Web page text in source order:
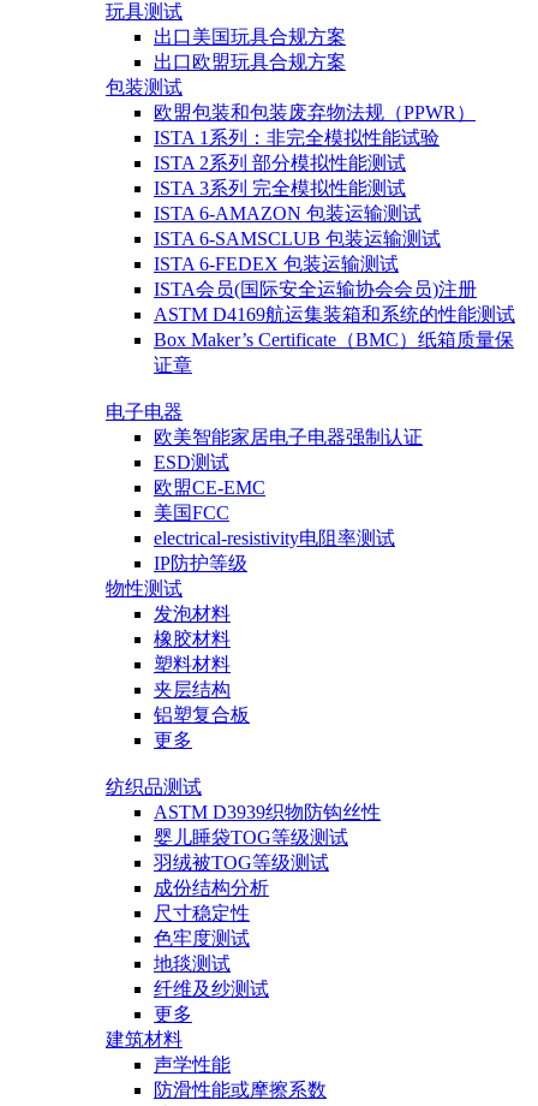
玩具测试
出口美国玩具合规方案
出口欧盟玩具合规方案
包装测试
欧盟包装和包装废弃物法规（PPWR）
ISTA 1系列：非完全模拟性能试验
ISTA 2系列 部分模拟性能测试
ISTA 3系列 完全模拟性能测试
ISTA 6-AMAZON 包装运输测试
ISTA 6-SAMSCLUB 包装运输测试
ISTA 6-FEDEX 包装运输测试
ISTA会员(国际安全运输协会会员)注册
ASTM D4169航运集装箱和系统的性能测试
Box Maker’s Certificate（BMC）纸箱质量保
证章
电子电器
欧美智能家居电子电器强制认证
ESD测试
欧盟CE-EMC
美国FCC
electrical-resistivity电阻率测试
IP防护等级
物性测试
发泡材料
橡胶材料
塑料材料
夹层结构
铝塑复合板
更多
纺织品测试
ASTM D3939织物防钩丝性
婴儿睡袋TOG等级测试
羽绒被TOG等级测试
成份结构分析
尺寸稳定性
色牢度测试
地毯测试
纤维及纱测试
更多
建筑材料
声学性能
防滑性能或摩擦系数